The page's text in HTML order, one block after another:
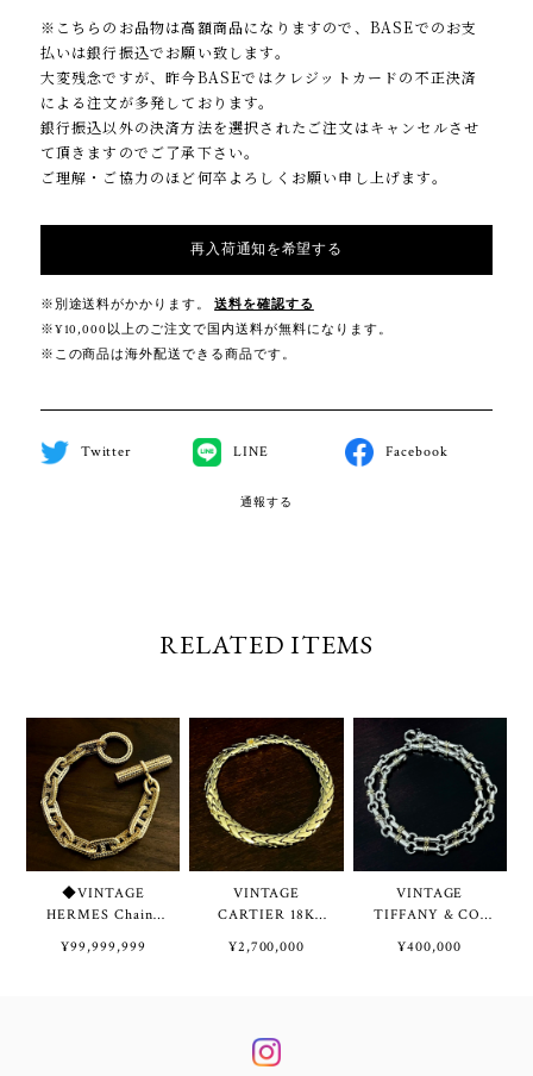
※こちらのお品物は高額商品になりますので、BASEでのお支
払いは銀行振込でお願い致します。
大変残念ですが、昨今BASEではクレジットカードの不正決済
による注文が多発しております。
銀行振込以外の決済方法を選択されたご注文はキャンセルさせ
て頂きますのでご了承下さい。
ご理解・ご協力のほど何卒よろしくお願い申し上げます。
再入荷通知を希望する
※別途送料がかかります。
送料を確認する
※¥10,000以上のご注文で国内送料が無料になります。
※この商品は海外配送できる商品です。
Twitter LINE Facebook
通報する
RELATED ITEMS
◆VINTAGE
HERMES Chaine
Bracelet TGM 11
¥99,999,999
VINTAGE
CARTIER 18K
Chain Bracelet | ヴ
チェーン ブレスレ
ット
¥2,700,000
VINTAGE
TIFFANY & CO.
Necklace / W
¥400,000